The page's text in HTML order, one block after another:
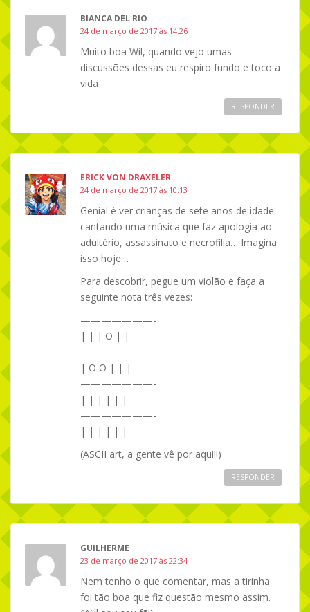
BIANCA DEL RIO
24 de março de 2017 às 14:26
Muito boa Wil, quando vejo umas
discussões dessas eu respiro fundo e toco a
vida
RESPONDER
ERICK VON DRAXELER
24 de março de 2017 às 10:13
Genial é ver crianças de sete anos de idade
cantando uma música que faz apologia ao
adultério, assassinato e necrofilia… Imagina
isso hoje…
Para descobrir, pegue um violão e faça a
seguinte nota três vezes:
———————-
| | | O | |
———————-
| O O | | |
———————-
| | | | | |
———————-
| | | | | |
(ASCII art, a gente vê por aqui!!)
RESPONDER
GUILHERME
23 de março de 2017 às 22:34
Nem tenho o que comentar, mas a tirinha
foi tão boa que fiz questão mesmo assim.